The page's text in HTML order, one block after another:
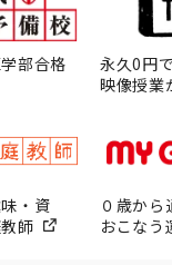
部合格
永久0円
映像授業
・資
師
０歳から
おこなう